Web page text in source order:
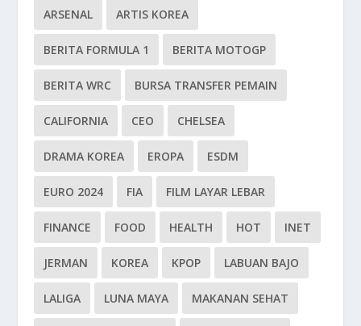
ARSENAL ARTIS KOREA
BERITA FORMULA 1 BERITA MOTOGP
BERITA WRC BURSA TRANSFER PEMAIN
CALIFORNIA CEO CHELSEA
DRAMA KOREA EROPA ESDM
EURO 2024 FIA FILM LAYAR LEBAR
FINANCE FOOD HEALTH HOT INET
JERMAN KOREA KPOP LABUAN BAJO
LALIGA LUNA MAYA MAKANAN SEHAT